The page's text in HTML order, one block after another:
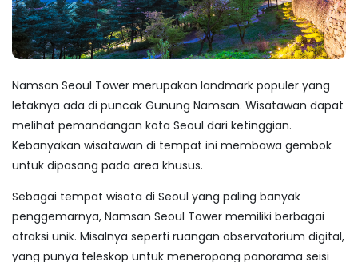
Namsan Seoul Tower merupakanlandmark populer yang
letaknya ada di puncak Gunung Namsan. Wisatawan dapat
melihat pemandangan kota Seoul dari ketinggian.
Kebanyakan wisatawan di tempat ini membawa gembok
untuk dipasang pada area khusus.
Sebagai tempat wisata di Seoulyang paling banyak
penggemarnya, Namsan Seoul Tower memiliki berbagai
atraksi unik. Misalnya seperti ruangan observatorium digital,
yang punya teleskop untuk meneropong panorama seisi